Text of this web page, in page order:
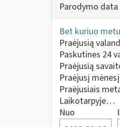
Parodymo data
Bet kuriuo metu
Praėjusią
Paskutines 24
Praėjusią
Praėjusį mėnesį
Praėjusiais
Laikotarpyje…
Nuo